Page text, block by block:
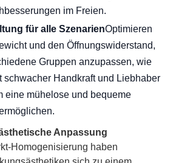
im Freien.
für alle SzenarienOptimieren
und den Öffnungswiderstand,
Gruppen anzupassen, wie
schwacher Handkraft und Liebhaber
eine mühelose und bequeme
Anpassung
Homogenisierung haben